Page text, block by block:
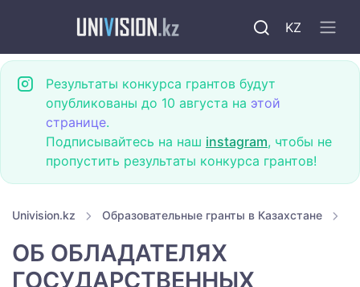
KZ
Результаты конкурса грантов будут
опубликованы до 10 августа на этой
странице.
Подписывайтесь на наш instagram, чтобы не
пропустить результаты конкурса грантов!
Univision.kz Образовательные гранты в Казахстане
ОБ ОБЛАДАТЕЛЯХ
ГОСУДАРСТВЕННЫХ